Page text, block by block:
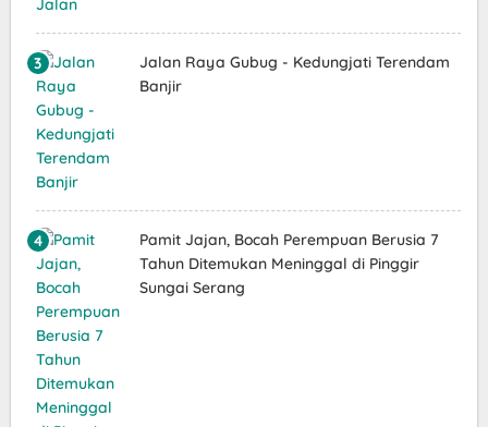
Jalan Raya Gubug - Kedungjati Terendam
Banjir
Pamit Jajan, Bocah Perempuan Berusia 7
Tahun Ditemukan Meninggal di Pinggir
Sungai Serang